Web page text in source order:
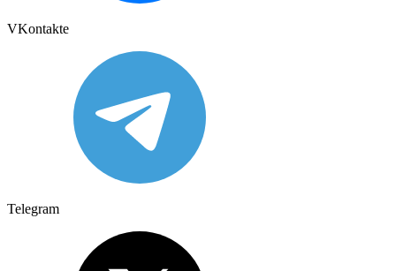
VKontakte
Telegram